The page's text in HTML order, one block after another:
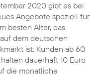
2020 gibt es bei
Angebote speziell für
besten Alter, das
dem deutschen
ist: Kunden ab 60
dauerhaft 10 Euro
die monatliche